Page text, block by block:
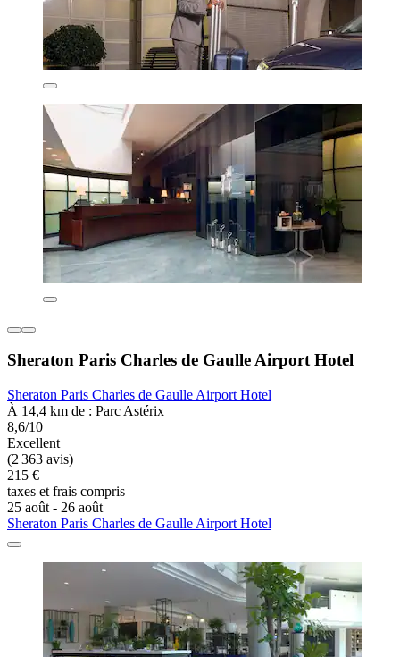
Sheraton Paris Charles de Gaulle Airport Hotel
Sheraton Paris Charles de Gaulle Airport Hotel
À 14,4 km de : Parc Astérix
8,6/10
Excellent
(2 363 avis)
215 €
taxes et frais compris
25 août - 26 août
Sheraton Paris Charles de Gaulle Airport Hotel